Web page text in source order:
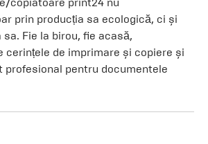
prin producția sa ecologică, ci și
Fie la birou, fie acasă,
cerințele de imprimare și copiere și
profesional pentru documentele